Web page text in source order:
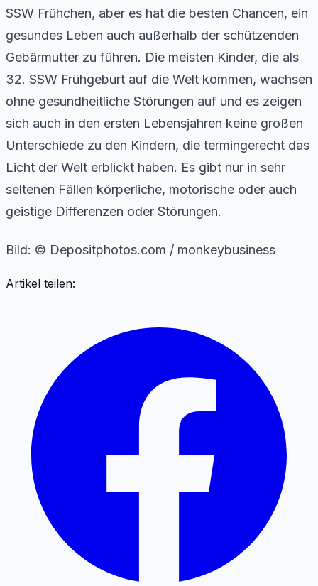
SSW Frühchen, aber es hat die besten Chancen, ein
gesundes Leben auch außerhalb der schützenden
Gebärmutter zu führen. Die meisten Kinder, die als
32. SSW Frühgeburt auf die Welt kommen, wachsen
ohne gesundheitliche Störungen auf und es zeigen
sich auch in den ersten Lebensjahren keine großen
Unterschiede zu den Kindern, die termingerecht das
Licht der Welt erblickt haben. Es gibt nur in sehr
seltenen Fällen körperliche, motorische oder auch
geistige Differenzen oder Störungen.
Bild: © Depositphotos.com / monkeybusiness
Artikel teilen: